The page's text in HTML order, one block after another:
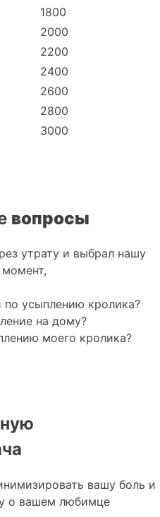
1800
2000
2200
2400
2600
2800
3000
вопросы
утрату и выбрал нашу
по усыплению кролика?
на дому?
моего кролика?
вашу боль и
о вашем любимце